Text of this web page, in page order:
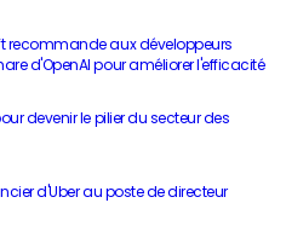
recommande aux développeurs
d'OpenAI pour améliorer l'efficacité
devenir le pilier du secteur des
d'Uber au poste de directeur